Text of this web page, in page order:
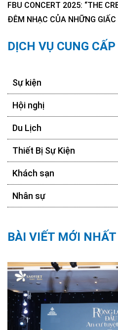
FBU CONCERT 2025: “THE
ĐÊM NHẠC CỦA NHỮNG
DỊCH VỤ CUNG CẤP
Sự kiện
Hội nghị
Du Lịch
Thiết Bị Sự Kiện
Khách sạn
Nhân sự
BÀI VIẾT MỚI NHẤT